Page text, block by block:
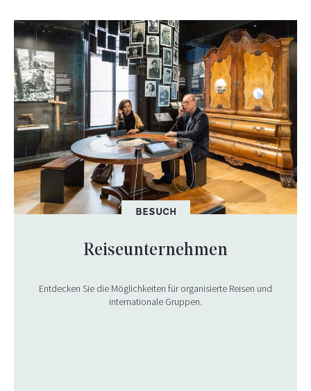
BESUCH
Reiseunternehmen
Entdecken Sie die Möglichkeiten für organisierte Reisen und
internationale Gruppen.